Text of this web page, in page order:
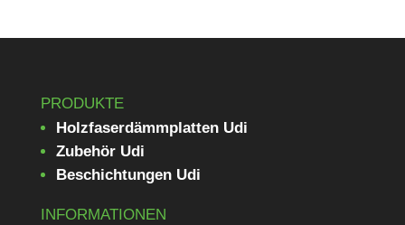
PRODUKTE
Holzfaserdämmplatten Udi
Zubehör Udi
Beschichtungen Udi
INFORMATIONEN